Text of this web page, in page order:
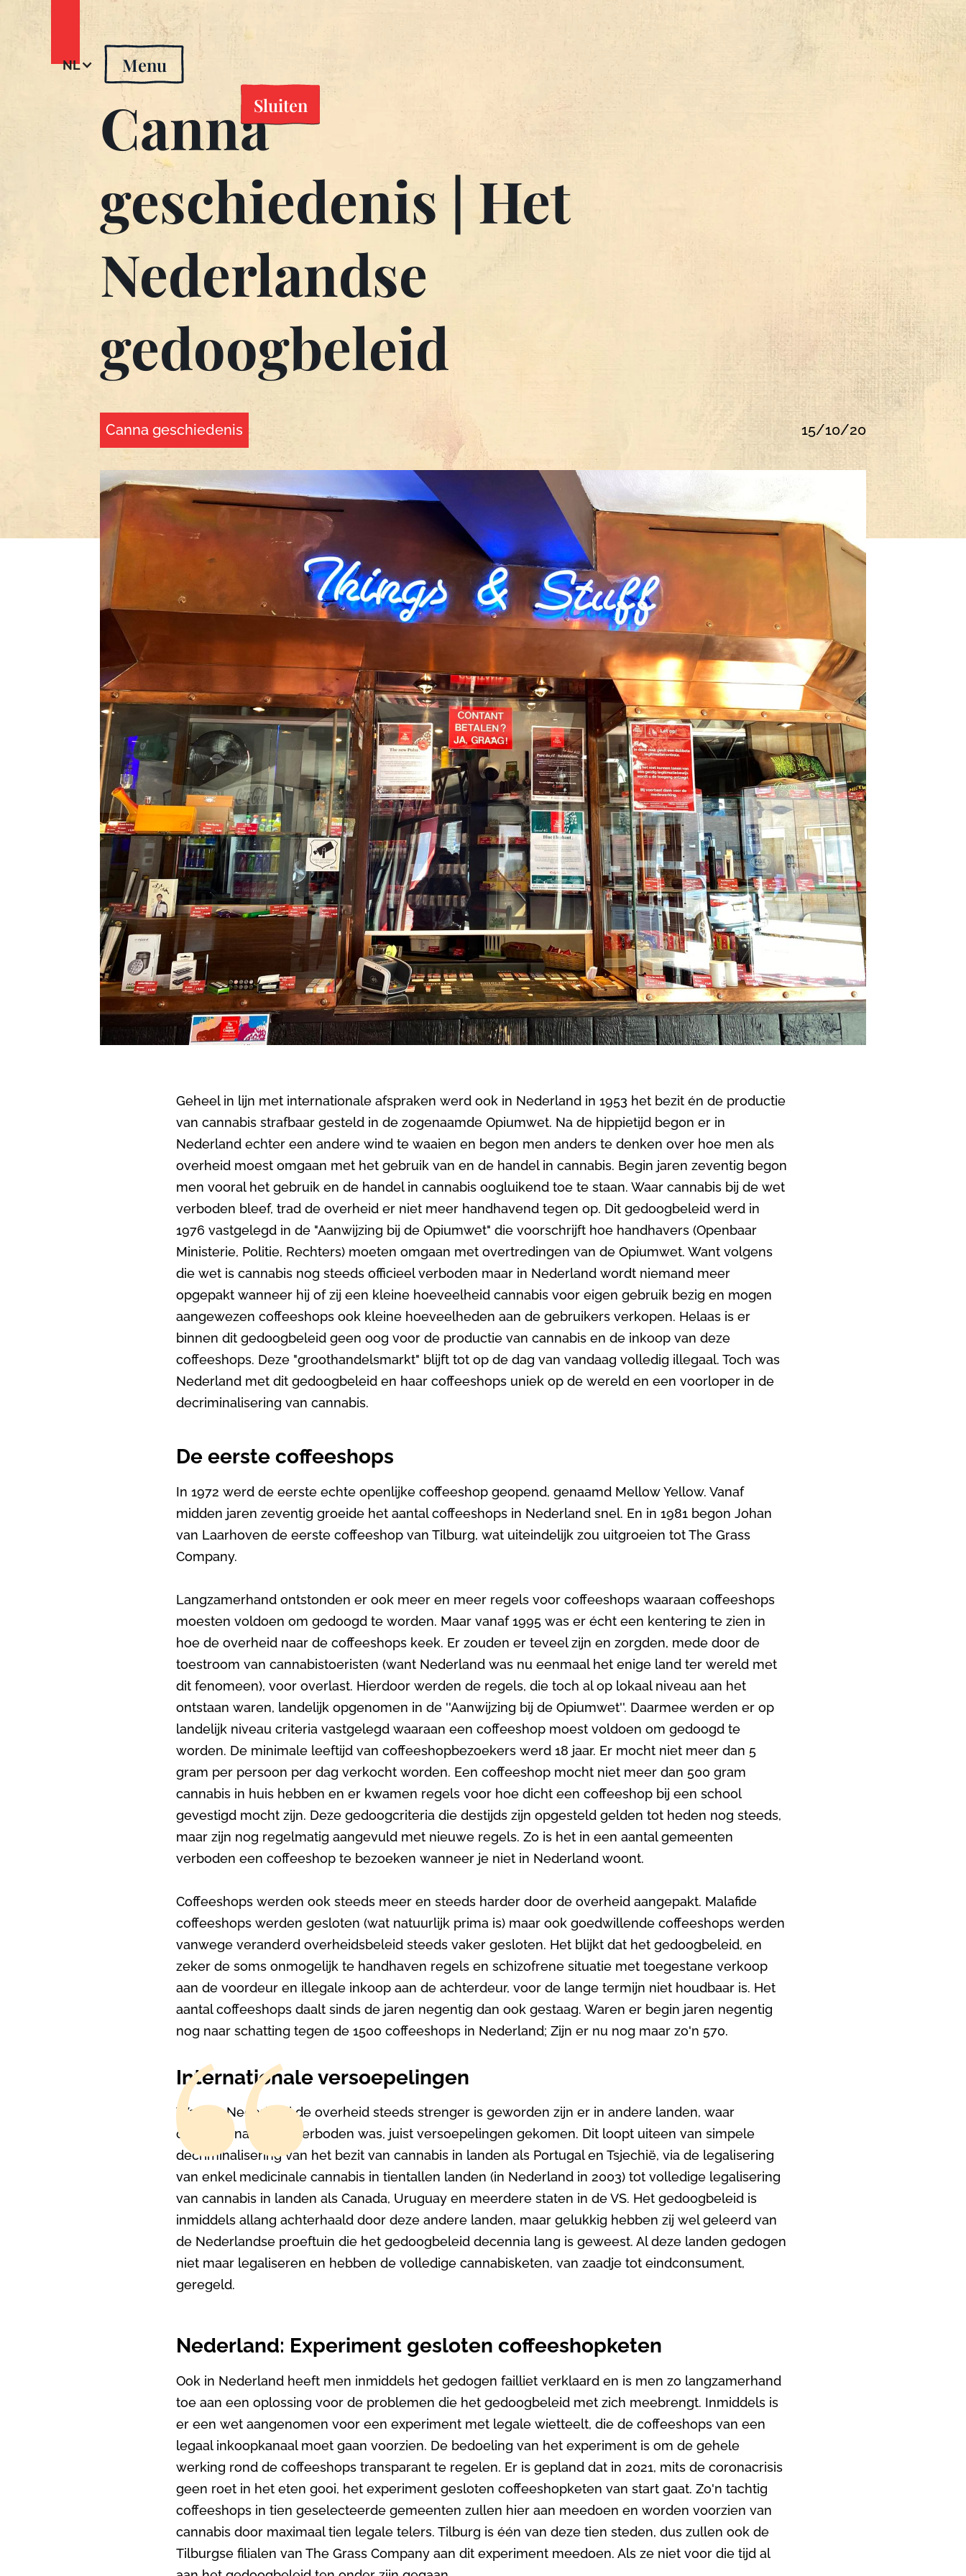
NL
Menu
Sluiten
Canna
geschiedenis | Het
Nederlandse
gedoogbeleid
Canna geschiedenis 15/10/20
Geheel in lijn met internationale afspraken werd ook in Nederland in 1953 het bezit én de productie
van cannabis strafbaar gesteld in de zogenaamde Opiumwet. Na de hippietijd begon er in
Nederland echter een andere wind te waaien en begon men anders te denken over hoe men als
overheid moest omgaan met het gebruik van en de handel in cannabis. Begin jaren zeventig begon
men vooral het gebruik en de handel in cannabis oogluikend toe te staan. Waar cannabis bij de wet
verboden bleef, trad de overheid er niet meer handhavend tegen op. Dit gedoogbeleid werd in
1976 vastgelegd in de "Aanwijzing bij de Opiumwet" die voorschrijft hoe handhavers (Openbaar
Ministerie, Politie, Rechters) moeten omgaan met overtredingen van de Opiumwet. Want volgens
die wet is cannabis nog steeds officieel verboden maar in Nederland wordt niemand meer
opgepakt wanneer hij of zij een kleine hoeveelheid cannabis voor eigen gebruik bezig en mogen
aangewezen coffeeshops ook kleine hoeveelheden aan de gebruikers verkopen. Helaas is er
binnen dit gedoogbeleid geen oog voor de productie van cannabis en de inkoop van deze
coffeeshops. Deze "groothandelsmarkt" blijft tot op de dag van vandaag volledig illegaal. Toch was
Nederland met dit gedoogbeleid en haar coffeeshops uniek op de wereld en een voorloper in de
decriminalisering van cannabis.
De eerste coffeeshops
In 1972 werd de eerste echte openlijke coffeeshop geopend, genaamd Mellow Yellow. Vanaf
midden jaren zeventig groeide het aantal coffeeshops in Nederland snel. En in 1981 begon Johan
van Laarhoven de eerste coffeeshop van Tilburg, wat uiteindelijk zou uitgroeien tot The Grass
Company.
Langzamerhand ontstonden er ook meer en meer regels voor coffeeshops waaraan coffeeshops
moesten voldoen om gedoogd te worden. Maar vanaf 1995 was er écht een kentering te zien in
hoe de overheid naar de coffeeshops keek. Er zouden er teveel zijn en zorgden, mede door de
toestroom van cannabistoeristen (want Nederland was nu eenmaal het enige land ter wereld met
dit fenomeen), voor overlast. Hierdoor werden de regels, die toch al op lokaal niveau aan het
ontstaan waren, landelijk opgenomen in de ''Aanwijzing bij de Opiumwet''. Daarmee werden er op
landelijk niveau criteria vastgelegd waaraan een coffeeshop moest voldoen om gedoogd te
worden. De minimale leeftijd van coffeeshopbezoekers werd 18 jaar. Er mocht niet meer dan 5
gram per persoon per dag verkocht worden. Een coffeeshop mocht niet meer dan 500 gram
cannabis in huis hebben en er kwamen regels voor hoe dicht een coffeeshop bij een school
gevestigd mocht zijn. Deze gedoogcriteria die destijds zijn opgesteld gelden tot heden nog steeds,
maar zijn nog regelmatig aangevuld met nieuwe regels. Zo is het in een aantal gemeenten
verboden een coffeeshop te bezoeken wanneer je niet in Nederland woont.
Coffeeshops werden ook steeds meer en steeds harder door de overheid aangepakt. Malafide
coffeeshops werden gesloten (wat natuurlijk prima is) maar ook goedwillende coffeeshops werden
vanwege veranderd overheidsbeleid steeds vaker gesloten. Het blijkt dat het gedoogbeleid, en
zeker de soms onmogelijk te handhaven regels en schizofrene situatie met toegestane verkoop
aan de voordeur en illegale inkoop aan de achterdeur, voor de lange termijn niet houdbaar is. Het
aantal coffeeshops daalt sinds de jaren negentig dan ook gestaag. Waren er begin jaren negentig
nog naar schatting tegen de 1500 coffeeshops in Nederland; Zijn er nu nog maar zo'n 570.
Internationale versoepelingen
Waar in Nederland de overheid steeds strenger is geworden zijn er in andere landen, waar
cannabis natuurlijk verboden was, juist versoepelingen gekomen. Dit loopt uiteen van simpele
decriminalisering van het bezit van cannabis in landen als Portugal en Tsjechië, via de legalisering
van enkel medicinale cannabis in tientallen landen (in Nederland in 2003) tot volledige legalisering
van cannabis in landen als Canada, Uruguay en meerdere staten in de VS. Het gedoogbeleid is
inmiddels allang achterhaald door deze andere landen, maar gelukkig hebben zij wel geleerd van
de Nederlandse proeftuin die het gedoogbeleid decennia lang is geweest. Al deze landen gedogen
niet maar legaliseren en hebben de volledige cannabisketen, van zaadje tot eindconsument,
geregeld.
Nederland: Experiment gesloten coffeeshopketen
Ook in Nederland heeft men inmiddels het gedogen failliet verklaard en is men zo langzamerhand
toe aan een oplossing voor de problemen die het gedoogbeleid met zich meebrengt. Inmiddels is
er een wet aangenomen voor een experiment met legale wietteelt, die de coffeeshops van een
legaal inkoopkanaal moet gaan voorzien. De bedoeling van het experiment is om de gehele
werking rond de coffeeshops transparant te regelen. Er is gepland dat in 2021, mits de coronacrisis
geen roet in het eten gooi, het experiment gesloten coffeeshopketen van start gaat. Zo'n tachtig
coffeeshops in tien geselecteerde gemeenten zullen hier aan meedoen en worden voorzien van
cannabis door maximaal tien legale telers. Tilburg is één van deze tien steden, dus zullen ook de
Tilburgse filialen van The Grass Company aan dit experiment meedoen. Als ze niet voor die tijd al